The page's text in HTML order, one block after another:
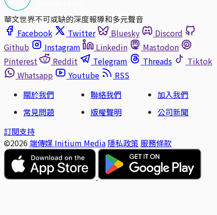
華文世界不可或缺的深度報導和多元聲音
Facebook
Twitter Bluesky
Discord
Github
Instagram Linkedin
Mastodon
Pinterest
Reddit Telegram Threads
Tiktok
Whatsapp
Youtube
RSS
關於我們
聯絡我們
加入我們
常見問題
版權聲明
公司新聞
訂閱支持
©2026 端傳媒 Initium Media 隱私政策 服務條款